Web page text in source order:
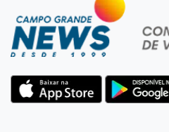
Vigia é amarrado
dois caminhões em pátio
Corinthians vence
para 7º no Brasileirão